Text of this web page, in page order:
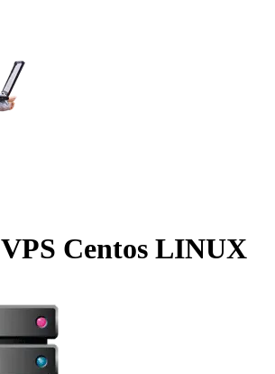
VPS Centos LINUX